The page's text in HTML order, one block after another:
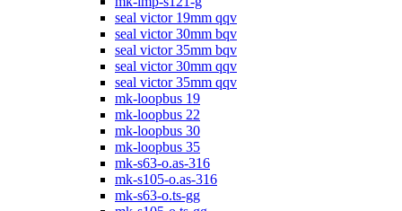
seal victor 19mm qqv
seal victor 30mm bqv
seal victor 35mm bqv
seal victor 30mm qqv
seal victor 35mm qqv
mk-loopbus 19
mk-loopbus 22
mk-loopbus 30
mk-loopbus 35
mk-s63-o.as-316
mk-s105-o.as-316
mk-s63-o.ts-gg